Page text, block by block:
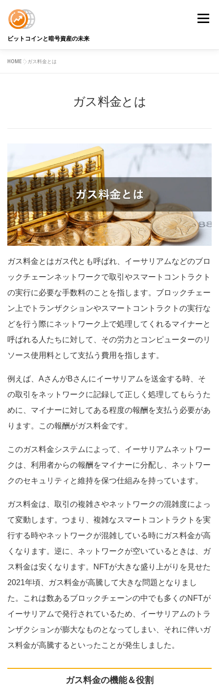
ツ
ビットコインと暗号資産の未来
メニュ
HOME >ガス料金とは
ガス料金とは
ガス料金とはガス代とも呼ばれ、イーサリアムなどのブロ
ックチェーンネットワークで取引やスマートコントラクト
の実行に必要な手数料のことを指します。ブロックチェー
ン上でトランザクションやスマートコントラクトの実行な
どを行う際にネットワーク上で処理してくれるマイナーと
呼ばれる人たちに対して、その労力とコンピューターのリ
ソース使用料として支払う費用を指します。
例えば、AさんがBさんにイーサリアムを送金する時、そ
の取引をネットワークに記録して正しく処理してもらうた
めに、マイナーに対してある程度の報酬を支払う必要があ
ります。この報酬がガス料金です。
このガス料金システムによって、イーサリアムネットワー
クは、利用者からの報酬をマイナーに分配し、ネットワー
クのセキュリティと維持を保つ仕組みを持っています。
ガス料金は、取引の複雑さやネットワークの混雑度によっ
て変動します。つまり、複雑なスマートコントラクトを実
行する時やネットワークが混雑している時にガス料金が高
くなります。逆に、ネットワークが空いているときは、ガ
ス料金は安くなります。NFTが大きな盛り上がりを見せた
2021年頃、ガス料金が高騰して大きな問題となりまし
た。これは数あるブロックチェーンの中でも多くのNFTが
イーサリアムで発行されているため、イーサリアムのトラ
ンザクションが膨大なものとなってしまい、それに伴いガ
ス料金が高騰するといったことが発生しました。
ガス料金の機能＆役割